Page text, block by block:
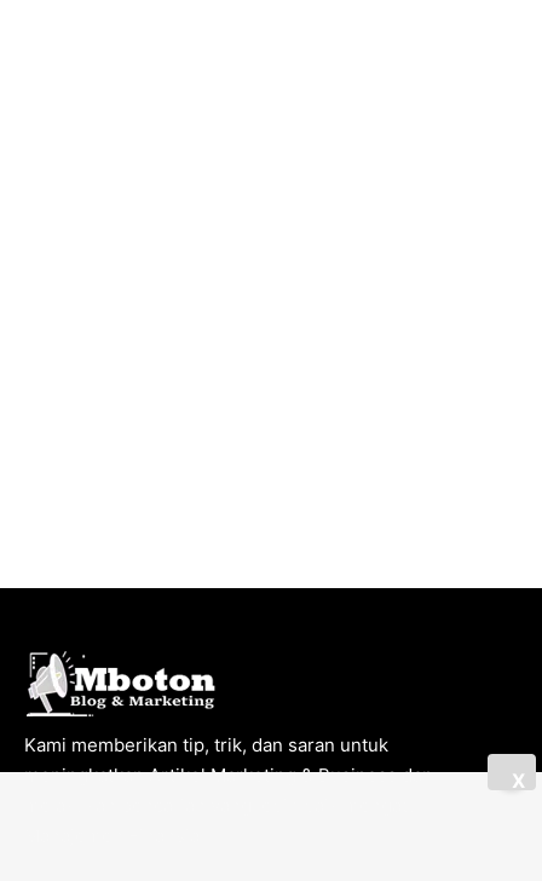
Kami memberikan tip, trik, dan saran untuk
meningkatkan Artikel Marketing & Business dan
X